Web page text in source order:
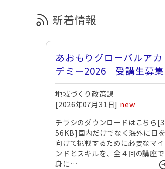
新着情報
あおもりグローバルアカ
デミー2026 受講生募集
地域づくり政策課
[2026年07月31日] new
チラシのダウンロードはこちら[3
56KB]国内だけでなく海外に目を
向けて挑戦するために必要なマイ
ンドとスキルを、全４回の講座で
身に…